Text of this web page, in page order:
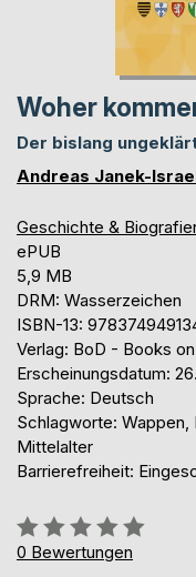
Woher
Der bislang
Andreas Janek-
Geschichte &
ePUB
5,9 MB
DRM: Wasserzeichen
ISBN-13:
Verlag: BoD - Books
Erscheinungsdatum:
Sprache: Deutsch
Schlagworte: Wappen,
Mittelalter
Barrierefreiheit:
Bewertung::
0%
0 Bewertungen